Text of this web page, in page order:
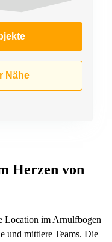
Nähe
Herzen von
Location im Arnulfbogen
und mittlere Teams. Die